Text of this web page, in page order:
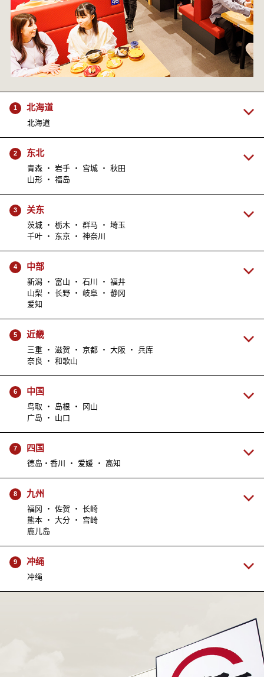
1 北海道
北海道
2 东北
青森 ・ 岩手 ・ 宫城 ・ 秋田
山形 ・ 福岛
3 关东
茨城 ・ 栃木 ・ 群马 ・ 埼玉
千叶 ・ 东京 ・ 神奈川
4 中部
新潟 ・ 富山 ・ 石川 ・ 福井
山梨 ・ 长野 ・ 岐阜 ・ 静冈
爱知
5 近畿
三重 ・ 滋贺 ・ 京都 ・ 大阪 ・ 兵库
奈良 ・ 和歌山
6 中国
鸟取 ・ 岛根 ・ 冈山
广岛 ・ 山口
7 四国
德岛・香川 ・ 爱媛 ・ 高知
8 九州
福冈 ・ 佐贺 ・ 长崎
熊本 ・ 大分 ・ 宫崎
鹿儿岛
9 冲绳
冲绳